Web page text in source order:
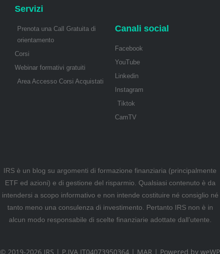
Servizi
Prenota una Call Gratuita di
orientamento
Corsi
Webinar formativi gratuiti
Area Accesso Corsi Acquistati
Canali social
Facebook
YouTube
Linkedin
Instagram
Tiktok
CamTV
IRS è un blog su argomenti di formazione finanziaria (principalmente
ETF ed azioni) e di gestione del risparmio. Qualsiasi contenuto è da
intendersi a scopo informativo e non intende costituire né consiglio né
tanto meno una consulenza di investimento. Pertanto IRS non è in
alcun modo responsabile di scelte finanziarie adottate dall’utente.
© 2019-2026 IRS | P.IVA IT04073950364 | MAR | Powered by weWP